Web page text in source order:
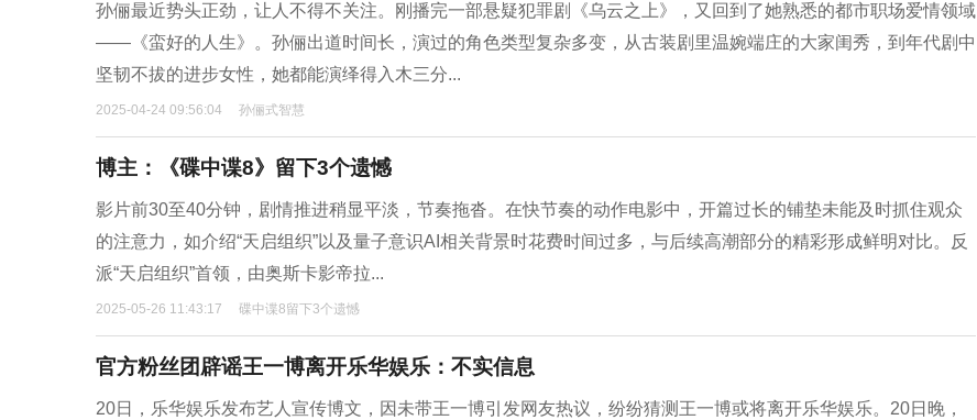
孙俪最近势头正劲，让人不得不关注。刚播完一部悬疑犯罪剧《乌云之上》，又回到了她熟悉的都市职场爱情领域
——《蛮好的人生》。孙俪出道时间长，演过的角色类型复杂多变，从古装剧里温婉端庄的大家闺秀，到年代剧中
坚韧不拔的进步女性，她都能演绎得入木三分...
2025-04-24 09:56:04 孙俪式智慧
博主：《碟中谍8》留下3个遗憾
影片前30至40分钟，剧情推进稍显平淡，节奏拖沓。在快节奏的动作电影中，开篇过长的铺垫未能及时抓住观众
的注意力，如介绍“天启组织”以及量子意识AI相关背景时花费时间过多，与后续高潮部分的精彩形成鲜明对比。反
派“天启组织”首领，由奥斯卡影帝拉...
2025-05-26 11:43:17 碟中谍8留下3个遗憾
官方粉丝团辟谣王一博离开乐华娱乐：不实信息
20日，乐华娱乐发布艺人宣传博文，因未带王一博引发网友热议，纷纷猜测王一博或将离开乐华娱乐。20日晚，